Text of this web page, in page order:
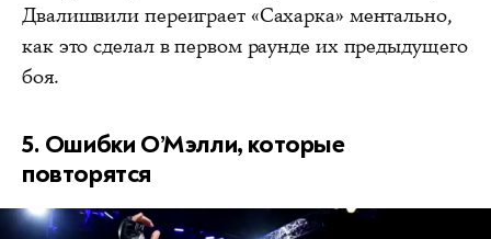
Двалишвили переиграет «Сахарка» ментально,
как это сделал в первом раунде их предыдущего
боя.
5. Ошибки О’Мэлли, которые
повторятся